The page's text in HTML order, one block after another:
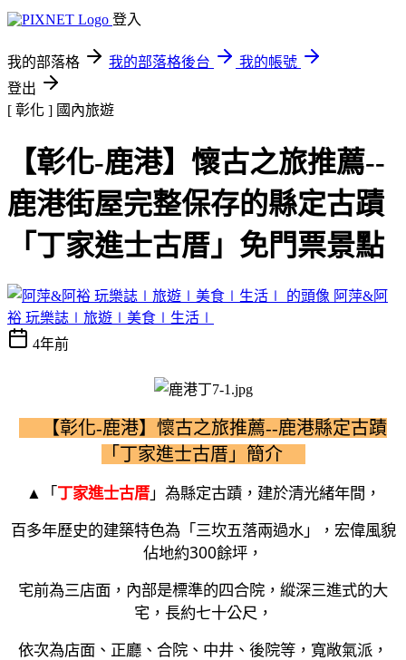
登入
我的部落格 我的部落格後台
我的帳號
登出
[ 彰化 ] 國內旅遊
【彰化-鹿港】懷古之旅推薦--
鹿港街屋完整保存的縣定古蹟
「丁家進士古厝」免門票景點
阿萍&阿
裕 玩樂誌∣旅遊∣美食∣生活∣
4年前
【彰化-鹿港】懷古之旅推薦--鹿港縣定古蹟
「丁家進士古厝」簡介
▲ 「丁家進士古厝」為縣定古蹟，建於清光緒年間，
百多年歷史的建築特色為「三坎五落兩過水」，宏偉風貌
佔地約300餘坪，
宅前為三店面，內部是標準的四合院，縱深三進式的大
宅，長約七十公尺，
依次為店面、正廳、合院、中井、後院等，寬敞氣派，